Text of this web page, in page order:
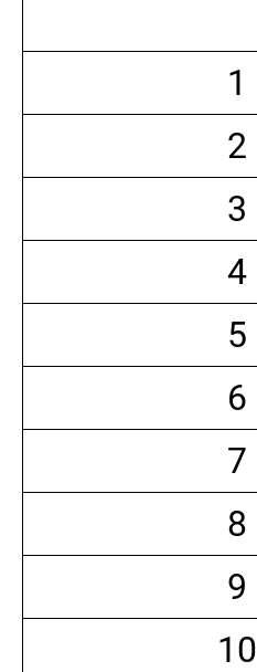
1
2
3
4
5
6
7
8
9
10